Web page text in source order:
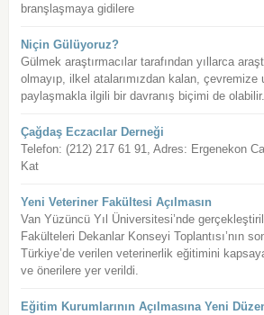
branşlaşmaya gidilere
Niçin Gülüyoruz?
Gülmek araştırmacılar tarafından yıllarca
olmayıp, ilkel atalarımızdan kalan, çevremize
paylaşmakla ilgili bir davranış biçimi de olabilir.
Çağdaş Eczacılar Derneği
Telefon: (212) 217 61 91, Adres: Ergenekon
Kat
Yeni Veteriner Fakültesi Açılmasın
Van Yüzüncü Yıl Üniversitesi’nde
Fakülteleri Dekanlar Konseyi Toplantısı’nın
Türkiye’de verilen veterinerlik eğitimini
ve önerilere yer verildi.
Eğitim Kurumlarının Açılmasına Yeni